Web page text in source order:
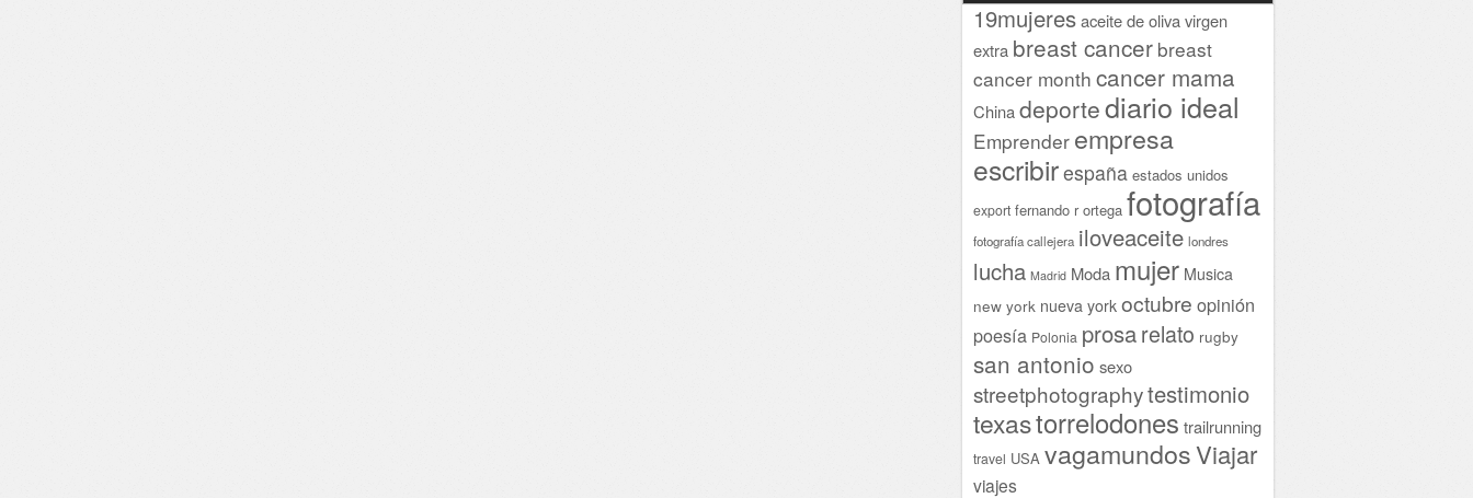
19mujeresaceite de oliva virgen
extra breast cancer breast
cancer month cancer mama
Chinadeportediario ideal
Emprender empresa
escribirespaña estados unidos
export fernando r ortega fotografía
fotografía callejera iloveaceite londres
lucha Madrid Moda mujer Musica
new york nueva york octubre opinión
poesía Polonia prosarelato rugby
san antonio sexo
streetphotographytestimonio
texastorrelodones trailrunning
travel USA vagamundosViajar
viajes